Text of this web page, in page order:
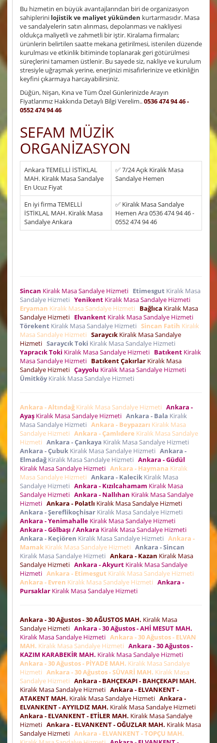
Bu hizmetin en büyük avantajlarından biri de organizasyon
sahiplerini lojistik ve maliyet yükünden kurtarmasıdır. Masa
ve sandalyelerin satın alınması, depolanması ve nakliyesi
oldukça maliyetli ve zahmetli bir iştir. Kiralama firmaları;
ürünlerin belirtilen saatte mekana getirilmesi, istenilen düzende
kurulması ve etkinlik bitiminde toplanarak geri götürülmesi
süreçlerini tamamen üstlenir. Bu sayede siz, nakliye ve kurulum
stresiyle uğraşmak yerine, enerjinizi misafirlerinize ve etkinliğin
keyfini çıkarmaya harcayabilirsiniz.
Düğün, Nişan, Kına ve Tüm Özel Günlerinizde Arayın
Fiyatlarımız Hakkında Detaylı Bilgi Verelim..0536 474 94 46 -
0552 474 94 46
SEFAM MÜZİK
ORGANİZASYON
Ankara TEMELLİ İSTİKLAL
MAH. Kiralık Masa Sandalye
En Ucuz Fiyat
✅ 7/24 Açık Kiralık Masa
Sandalye Hemen
En iyi firma TEMELLİ
İSTİKLAL MAH. Kiralık Masa
Sandalye Ankara
✅ Kiralık Masa Sandalye
Hemen Ara 0536 474 94 46 -
0552 474 94 46
Sincan Kiralık Masa Sandalye Hizmeti Etimesgut Kiralık Masa
Sandalye Hizmeti Yenikent Kiralık Masa Sandalye Hizmeti
Eryaman Kiralık Masa Sandalye Hizmeti Bağlıca Kiralık Masa
Sandalye Hizmeti Elvankent Kiralık Masa Sandalye Hizmeti
Törekent Kiralık Masa Sandalye Hizmeti Sincan Fatih Kiralık
Masa Sandalye Hizmeti Saraycık Kiralık Masa Sandalye
Hizmeti Saraycık Toki Kiralık Masa Sandalye Hizmeti
Yapracık Toki Kiralık Masa Sandalye Hizmeti Batıkent Kiralık
Masa Sandalye Hizmeti Batıkent Çakırlar Kiralık Masa
Sandalye Hizmeti Çayyolu Kiralık Masa Sandalye Hizmeti
ÜmitköyKiralık Masa Sandalye Hizmeti
Ankara - Altındağ Kiralık Masa Sandalye Hizmeti Ankara -
Ayaş Kiralık Masa Sandalye Hizmeti Ankara - Bala Kiralık
Masa Sandalye Hizmeti Ankara - Beypazarı Kiralık Masa
Sandalye Hizmeti Ankara - Çamlıdere Kiralık Masa Sandalye
Hizmeti Ankara - Çankaya Kiralık Masa Sandalye Hizmeti
Ankara - Çubuk Kiralık Masa Sandalye Hizmeti Ankara -
ElmadağKiralık Masa Sandalye Hizmeti Ankara - Güdül
Kiralık Masa Sandalye Hizmeti Ankara - Haymana Kiralık
Masa Sandalye Hizmeti Ankara - Kalecik Kiralık Masa
Sandalye Hizmeti Ankara - Kızılcahamam Kiralık Masa
Sandalye Hizmeti Ankara - Nallıhan Kiralık Masa Sandalye
Hizmeti Ankara - Polatlı Kiralık Masa Sandalye Hizmeti
Ankara - Şereflikoçhisar Kiralık Masa Sandalye Hizmeti
Ankara - Yenimahalle Kiralık Masa Sandalye Hizmeti
Ankara - Gölbaşı / Ankara Kiralık Masa Sandalye Hizmeti
Ankara - Keçiören Kiralık Masa Sandalye Hizmeti Ankara -
Mamak Kiralık Masa Sandalye Hizmeti Ankara - Sincan
Kiralık Masa Sandalye Hizmeti Ankara - Kazan Kiralık Masa
Sandalye Hizmeti Ankara - Akyurt Kiralık Masa Sandalye
Hizmeti Ankara - Etimesgut Kiralık Masa Sandalye Hizmeti
Ankara - Evren Kiralık Masa Sandalye Hizmeti Ankara -
Pursaklar Kiralık Masa Sandalye Hizmeti
Ankara - 30 Ağustos - 30 AĞUSTOS MAH. Kiralık Masa
Sandalye Hizmeti Ankara - 30 Ağustos - AHİ MESUT MAH.
Kiralık Masa Sandalye Hizmeti Ankara - 30 Ağustos - ELVAN
MAH. Kiralık Masa Sandalye Hizmeti Ankara - 30 Ağustos -
KAZIM KARABEKİR MAH. Kiralık Masa Sandalye Hizmeti
Ankara - 30 Ağustos - PİYADE MAH. Kiralık Masa Sandalye
Hizmeti Ankara - 30 Ağustos - SÜVARİ MAH. Kiralık Masa
Sandalye Hizmeti Ankara - BAHÇEKAPI - BAHÇEKAPI MAH.
Kiralık Masa Sandalye Hizmeti Ankara - ELVANKENT -
ATAKENT MAH. Kiralık Masa Sandalye Hizmeti Ankara -
ELVANKENT - AYYILDIZ MAH. Kiralık Masa Sandalye Hizmeti
Ankara - ELVANKENT - ETİLER MAH. Kiralık Masa Sandalye
Hizmeti Ankara - ELVANKENT - OĞUZLAR MAH. Kiralık Masa
Sandalye Hizmeti Ankara - ELVANKENT - TOPÇU MAH.